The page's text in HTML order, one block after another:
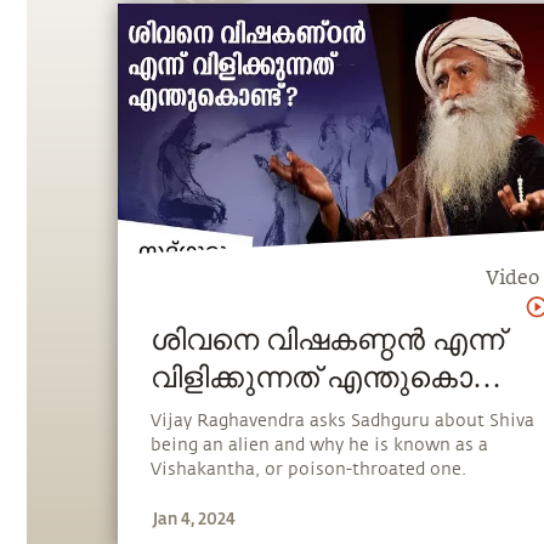
Video
ശിവനെ വിഷകണ്ഠൻ എന്ന്
വിളിക്കുന്നത് എന്തുകൊണ്ട്?
How Shiva's Throat
Turned Blue?
Vijay Raghavendra asks Sadhguru about Shiva
being an alien and why he is known as a
Vishakantha, or poison-throated one.
Jan 4, 2024